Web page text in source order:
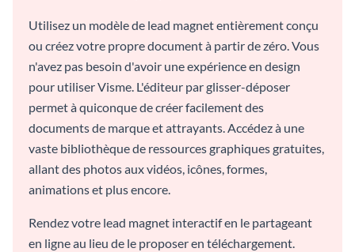
Utilisez un modèle de lead magnet entièrement conçu
ou créez votre propre document à partir de zéro. Vous
n'avez pas besoin d'avoir une expérience en design
pour utiliser Visme. L'éditeur par glisser-déposer
permet à quiconque de créer facilement des
documents de marque et attrayants. Accédez à une
vaste bibliothèque de ressources graphiques gratuites,
allant des photos aux vidéos, icônes, formes,
animations et plus encore.
Rendez votre lead magnet interactif en le partageant
en ligne au lieu de le proposer en téléchargement.